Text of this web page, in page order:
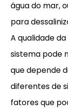
água do mar,
para
A qualidade
sistema pode
que depende
diferentes de
fatores que